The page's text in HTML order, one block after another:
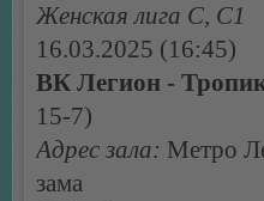
Женская лига С, С1
16.03.2025 (16:45)
ВК Легион -
15-7)
Адрес зала: Метро
зама